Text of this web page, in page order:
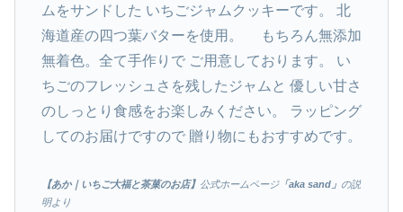
ムをサンドした いちごジャムクッキーです。 北
海道産の四つ葉バターを使用。 もちろん無添加
無着色。全て手作りで ご用意しております。 い
ちごのフレッシュさを残したジャムと 優しい甘さ
のしっとり食感をお楽しみください。 ラッピング
してのお届けですので 贈り物にもおすすめです。
【あか｜いちご大福と茶菓のお店】 公式ホームページ「aka sand」 の説
明より